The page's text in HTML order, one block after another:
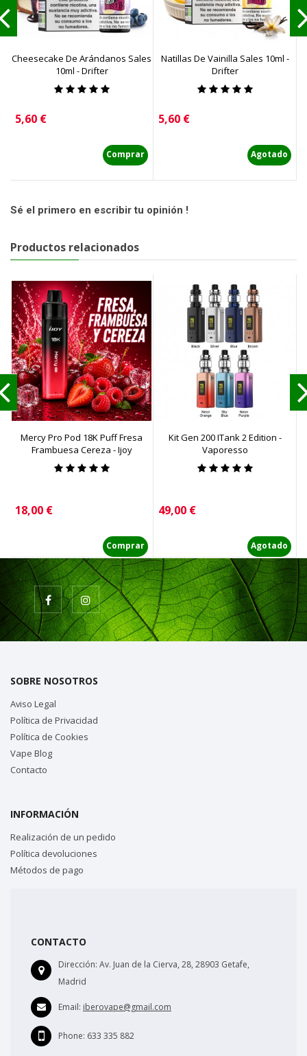
Cheesecake De Arándanos Sales
10ml - Drifter
Precio
5,60 €
Comprar
Natillas De Vainilla Sales 10ml -
Drifter
Precio
5,60 €
Agotado
Sé el primero en escribir tu opinión !
Productos relacionados
Mercy Pro Pod 18K Puff Fresa
Frambuesa Cereza - Ijoy
Precio
18,00 €
Comprar
Kit Gen 200 ITank 2 Edition -
Vaporesso
Precio
49,00 €
Agotado
SOBRE NOSOTROS
Aviso Legal
Política de Privacidad
Política de Cookies
Vape Blog
Contacto
INFORMACIÓN
Realización de un pedido
Política devoluciones
Métodos de pago
CONTACTO
Dirección: Av. Juan de la Cierva, 28, 28903 Getafe,
Madrid
Email: iberovape@gmail.com
Phone: 633 335 882